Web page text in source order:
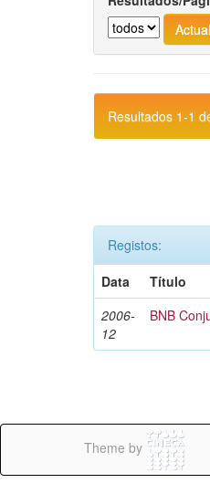
Resultados 1-1
Registos:
Data
Título
2006-
12
BNB
Theme by